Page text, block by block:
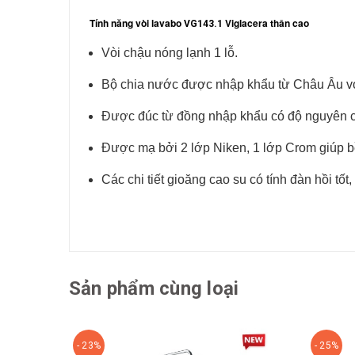
Tính năng vòi lavabo VG143.1 Viglacera thân cao
Vòi chậu nóng lạnh 1 lỗ.
Bộ chia nước được nhập khẩu từ Châu Âu
Được đúc từ đồng nhập khẩu có độ nguyên
Được mạ bởi 2 lớp Niken, 1 lớp Crom giúp
Các chi tiết gioăng cao su có tính đàn hồi
Sản phẩm cùng loại
- 23% - 25%